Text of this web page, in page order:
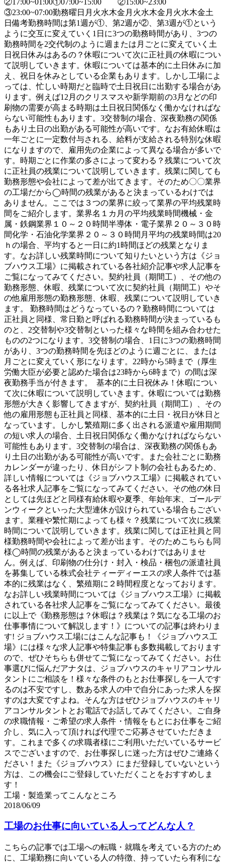
②17:00~01:00①07:00~15:00 ②15:00~23:00
③23:00~07:00勤務曜日月火水木金月火水木金月火水木金土
日備考勤務時間は第1週が①、第2週が②、第3週が①という
ように交互に変えていく1日に3つの勤務時間があり、3つの
勤務時間を2交代制のように週または月ごとに変えていく土
日祝日休みはあるの？休暇について次に正社員の休暇につい
て説明していきます。休暇については基本的に土日休みに加
え、祝日を休みとしている企業もあります。しかし工場によ
っては、忙しい時期だと臨時で土日祝日に出勤する場合があ
ります。例えば12月のクリスマスや新学期前の3月などの印
刷物の需要が高まる時期は土日祝日関係なく働かなければな
らない可能性もあります。3交替制の場合、深夜勤務の関係
もあり土日の出勤がある可能性が高いです。なお有給休暇は
一年ごとに一定数付与される、給料が支給される特別な休暇
になりますので、雇用先の企業によって異なる場合が多いで
す。時期ごとに作業の多さによって変わる？残業について次
に正社員の残業について説明していきます。残業に関しても
勤務形態や会社によって差が出てきます。そのため〇〇業界
の工場だから◯時間の残業があると決まっているわけでは
ありません。ここでは３つの業界に絞って業界の平均残業時
間をご紹介します。業界名１カ月の平均残業時間機械・金
属・鉄鋼業界１０～２０時間半導体・電子業界２０～３０時
間化学・石油化学業界２０～３０時間月平均の残業時間は20
ｈの場合、平均すると一日に約1時間ほどの残業となりま
す。なお詳しい残業時間について知りたいという方は《ジョ
ブハウス工場》に掲載されている各社紹介記事や求人記事を
ご覧になってみてください。契約社員（期間工）、その他の
勤務形態、休暇、残業について次に契約社員（期間工）やそ
の他雇用形態の勤務形態、休暇、残業について説明していき
ます。 勤務時間はどうなっているの？勤務時間については
正社員と同様、常日勤と呼ばれる勤務時間が決まっているも
のと、2交替制や3交替制といった様々な時間を組み合わせた
ものの2つになります。3交替制の場合、1日に3つの勤務時間
があり、3つの勤務時間を先ほどのように週ごとに、または
月ごとに変えていく形になります。22時から5時まで（厚生
労働大臣が必要と認めた場合は23時から6時まで）の間は深
夜勤務手当が付きます。 基本的に土日祝休み！休暇につい
て次に休暇について説明していきます。休暇については勤務
形態が大きく影響してきますが、契約社員（期間工）、その
他の雇用形態も正社員と同様、基本的に土日・祝日が休日と
なっています。しかし繁殖期に多く出される派遣や雇用期間
の短い求人の場合、土日祝日関係なく働かなければならない
可能性もあります。3交替制の場合は、深夜勤務の関係もあ
り土日の出勤がある可能性が高いです。また会社ごとに勤務
カレンダーが違ったり、休日がシフト制の会社もあるため、
詳しい情報については《ジョブハウス工場》に掲載されてい
る各社求人記事をご覧になってみてください。その他の休日
としては先ほどと同様有給休暇や夏季、年始年末、ゴールデ
ンウィークといった大型連休が設けられている場合もござい
ます。業種や繁忙期によっても様々？残業について次に残業
時間について説明していきます。残業に関しては正社員と同
様勤務時間や会社によって差が出ます。そのためこちらも同
様◯時間の残業があると決まっているわけではありませ
ん。例えば、印刷物の仕分け・封入・検品・梱包の派遣社員
を募集している株式会社ティーディーエスの求人条件では基
本的に残業はなく、繁殖期に２時間程度となっております。
なお詳しい残業時間については《ジョブハウス工場》に掲載
されている各社求人記事をご覧になってみてください。最後
に以上で《勤務形態は？休暇は？残業は？気になる工場のお
仕事事情について解説します！》についての記事は終わりま
す! ジョブハウス工場にはこんな記事も！《ジョブハウス工
場》には様々な求人記事や特集記事も多数掲載しております
ので、ぜひそちらも併せてご覧になってみてください。お仕
事選びに悩んだアナタは、ジョブハウスのキャリアコンサル
タントにご相談を！様々な条件のもとお仕事探しを一人です
るのは不安ですし、数ある求人の中で自分にあった求人を探
すのは大変ですよね。そんな方はぜひジョブハウスのキャリ
アコンサルタントとお電話でお話してみてください。ご自身
の求職情報・ご希望の求人条件・情報をもとにお仕事をご紹
介し、気に入って頂ければ代理でご応募させていただきま
す。これまで多くの求職者様にご利用いただいているサービ
スでございますので、お仕事探しに迷った方はぜひご連絡く
ださい！また《ジョブハウス》にまだ登録していないという
方は、この機会にご登録していただくことをおすすめしま
す！
工場・製造業ってこんなところ
2018/06/09
工場のお仕事に向いている人ってどんな人？
こちらの記事では工場への転職・就職を考えている方のため
に、工場勤務に向いている人の特徴、持っていたら有利にな